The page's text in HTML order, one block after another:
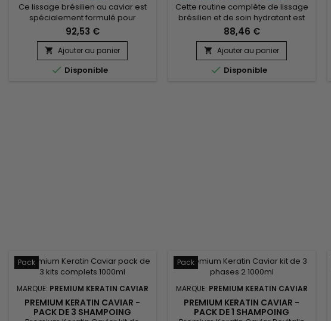
Ce lissage brésilien au caviar est
spécialement formulé pour
restaurer, lisser et revitaliser les
cheveux abîmés, tout en
renforçant la fibre capillaire.
Premium Keratin Caviar Revitaliz
System convient parfaitement aux
92,53 €
 Ajouter au panier
 Disponible
Cette routine complète de lissage
brésilien et de soin hydratant est
idéale pour transformer les
cheveux abîmés, les lisser en
profondeur et leur apporter une
hydratation durable. Le kit
comprend l'Activ Shampoo pour
88,46 €
 Ajouter au panier
 Disponible
Pack
MARQUE: PREMIUM KERATIN CAVIAR
PREMIUM KERATIN CAVIAR -
PACK DE 3 SHAMPOING
Pack
MARQUE: PREMIUM KERATIN CAVIAR
PREMIUM KERATIN CAVIAR -
PACK DE 1 SHAMPOING